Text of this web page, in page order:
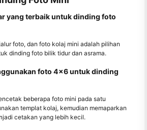
yang terbaik untuk dinding foto
foto, dan foto kolaj mini adalah pilihan
dinding foto bilik tidur dan asrama.
foto 4x6 untuk dinding
beberapa foto mini pada satu
templat kolaj, kemudian memaparkan
cetakan yang lebih kecil.